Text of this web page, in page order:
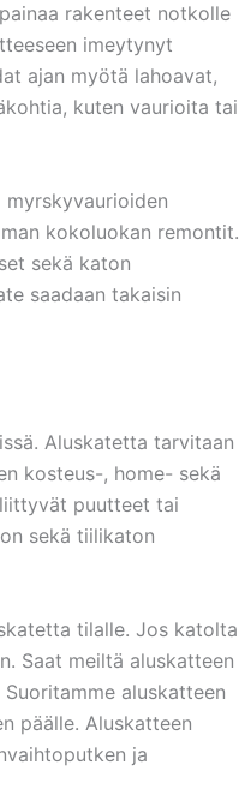
rakenteet notkolle
imeytynyt
ajan myötä lahoavat,
kuten vaurioita tai
kokoluokan remontit.
sekä katon
saadaan takaisin
Aluskatetta tarvitaan
kosteus-, home- sekä
puutteet tai
sekä tiilikaton
tilalle. Jos katolta
Saat meiltä aluskatteen
aluskatteen
päälle. Aluskatteen
ja